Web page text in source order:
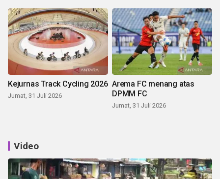
Kejurnas Track Cycling 2026
Jumat, 31 Juli 2026
Arema FC menang atas
DPMM FC
Jumat, 31 Juli 2026
Video